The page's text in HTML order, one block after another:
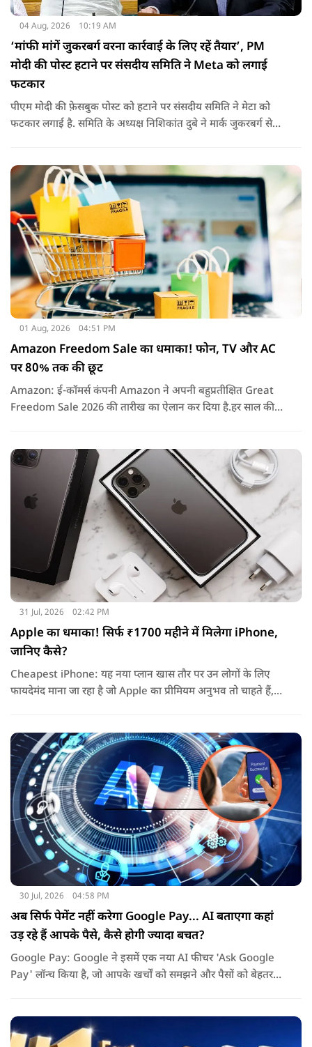
04 Aug, 2026 10:19 AM
‘मांफी मांगें जुकरबर्ग वरना कार्रवाई के लिए रहें तैयार’, PM
मोदी की पोस्ट हटाने पर संसदीय समिति ने Meta को लगाई
फटकार
पीएम मोदी की फ़ेसबुक पोस्ट को हटाने पर संसदीय समिति ने मेटा को
फटकार लगाई है. समिति के अध्यक्ष निशिकांत दुबे ने मार्क जुकरबर्ग से
पड़ सकता है.
01 Aug, 2026 04:51 PM
Amazon Freedom Sale का धमाका! फोन, TV और AC
पर 80% तक की छूट
Amazon: ई-कॉमर्स कंपनी Amazon ने अपनी बहुप्रतीक्षित Great
Freedom Sale 2026 की तारीख का ऐलान कर दिया है.हर साल की
31 Jul, 2026 02:42 PM
Apple का धमाका! सिर्फ ₹1700 महीने में मिलेगा iPhone,
जानिए कैसे?
Cheapest iPhone: यह नया प्लान खास तौर पर उन लोगों के लिए
फायदेमंद माना जा रहा है जो Apple का प्रीमियम अनुभव तो चाहते हैं,
30 Jul, 2026 04:58 PM
अब सिर्फ पेमेंट नहीं करेगा Google Pay... AI बताएगा कहां
उड़ रहे हैं आपके पैसे, कैसे होगी ज्यादा बचत?
Google Pay: Google ने इसमें एक नया AI फीचर 'Ask Google
Pay' लॉन्च किया है, जो आपके खर्चों को समझने और पैसों को बेहतर